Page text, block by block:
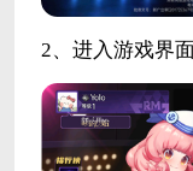
2、进入游戏界